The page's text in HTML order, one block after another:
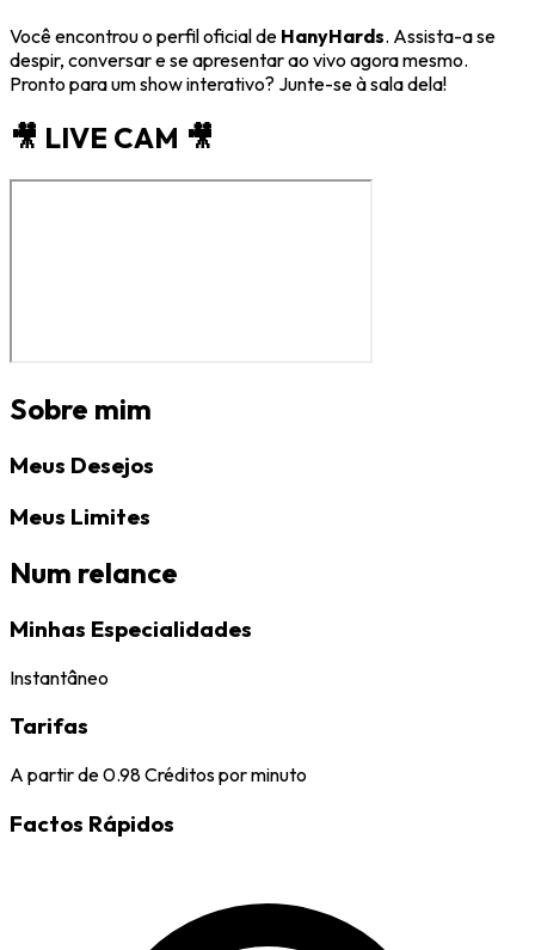
Você encontrou o perfil oficial de HanyHards. Assista-a se
despir, conversar e se apresentar ao vivo agora mesmo.
Pronto para um show interativo? Junte-se à sala dela!
🎥 LIVE CAM 🎥
Sobre mim
Meus Desejos
Meus Limites
Num relance
Minhas Especialidades
Instantâneo
Tarifas
A partir de0.98Créditos por minuto
Factos Rápidos